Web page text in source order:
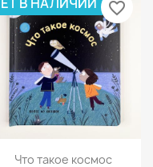
Просмотр
Что такое космос
favorite_border